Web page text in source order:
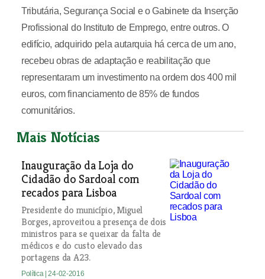
Tributária, Segurança Social e o Gabinete da Inserção
Profissional do Instituto de Emprego, entre outros. O
edifício, adquirido pela autarquia há cerca de um ano,
recebeu obras de adaptação e reabilitação que
representaram um investimento na ordem dos 400 mil
euros, com financiamento de 85% de fundos
comunitários.
Mais Notícias
Inauguração da Loja do
Cidadão do Sardoal com
recados para Lisboa
Presidente do município, Miguel
Borges, aproveitou a presença de dois
ministros para se queixar da falta de
médicos e do custo elevado das
portagens da A23.
Política | 24-02-2016